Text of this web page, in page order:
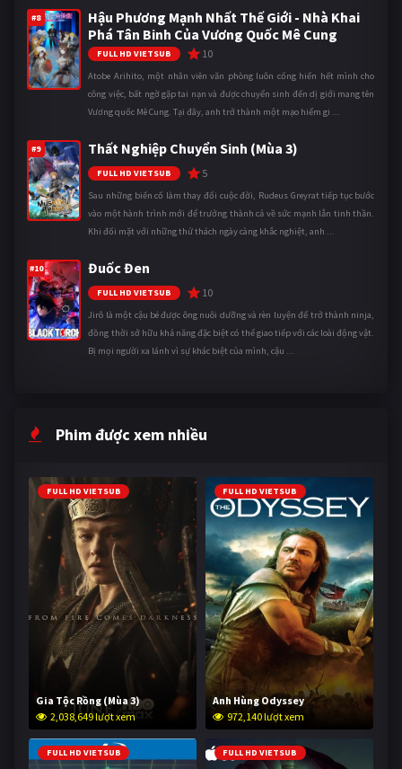
#8
Hậu Phương Mạnh Nhất Thế Giới - Nhà Khai
Phá Tân Binh Của Vương Quốc Mê Cung
FULL HD VIETSUB 10
Atobe Arihito, một nhân viên văn phòng luôn cống hiến hết mình cho
công việc, bất ngờ gặp tai nạn và được chuyển sinh đến dị giới mang tên
Vương quốc Mê Cung. Tại đây, anh trở thành một mạo hiểm gi ...
#9 Thất Nghiệp Chuyển Sinh (Mùa 3)
FULL HD VIETSUB 5
Sau những biến cố làm thay đổi cuộc đời, Rudeus Greyrat tiếp tục bước
vào một hành trình mới để trưởng thành cả về sức mạnh lẫn tinh thần.
Khi đối mặt với những thử thách ngày càng khắc nghiệt, anh ...
#10 Đuốc Đen
FULL HD VIETSUB 10
Jirô là một cậu bé được ông nuôi dưỡng và rèn luyện để trở thành ninja,
đồng thời sở hữu khả năng đặc biệt có thể giao tiếp với các loài động vật.
Bị mọi người xa lánh vì sự khác biệt của mình, cậu ...
Phim được xem nhiều
FULL HD VIETSUB
Gia Tộc Rồng (Mùa 3)
2,038,649 lượt xem
FULL HD VIETSUB
Anh Hùng Odyssey
972,140 lượt xem
FULL HD VIETSUB FULL HD VIETSUB